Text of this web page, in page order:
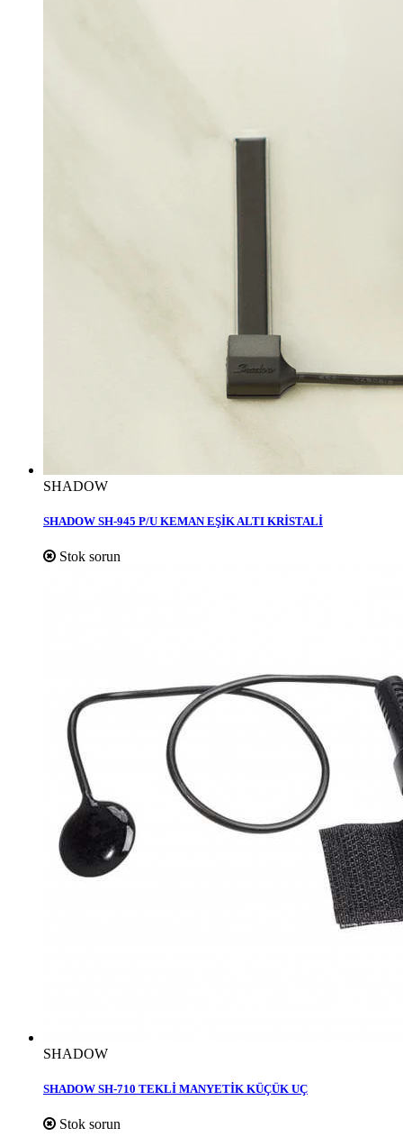
SHADOW
SHADOW SH-945 P/U KEMAN EŞİK ALTI KRİSTALİ
Stok sorun
SHADOW
SHADOW SH-710 TEKLİ MANYETİK KÜÇÜK UÇ
Stok sorun